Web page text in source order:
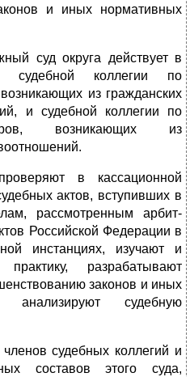
и иных нормативных
суд округа действует в
судебной коллегии по
из гражданских
и судебной коллегии по
возникающих из
в кассационной
актов, вступивших в
рассмотренным арбит­
Российской Федерации в
инстанциях, изучают и
разрабатывают
законов и иных
анализиру­ют судебную
судебных коллегий и
составов этого суда,